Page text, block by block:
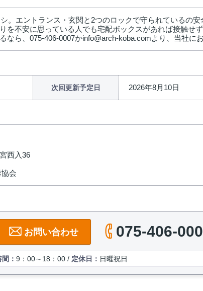
。エントランス・玄関と2つのロックで守られているの
を不安に思っている人でも宅配ボックスがあれば接触せ
なら、075-406-0007かinfo@arch-koba.comより、当社に
次回更新予定日 2026年8月10日
西入36
会
お問い合わせ 075-406-
： 9：00～18：00 / 定休日： 日曜祝日